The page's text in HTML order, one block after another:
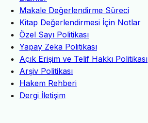
Makale Değerlendirme Süreci
Kitap Değerlendirmesi İçin Notlar
Özel Sayı Politikası
Yapay Zeka Politikası
Açık Erişim ve Telif Hakkı Politikası
Arşiv Politikası
Hakem Rehberi
Dergi İletişim